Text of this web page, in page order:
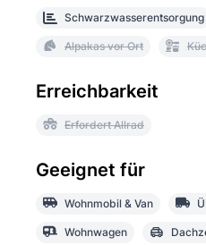
Schwarzwasserentsorgung
Alpakas vor Ort
Erreichbarkeit
Erfordert Allrad
Geeignet für
Wohnmobil & Van
Wohnwagen